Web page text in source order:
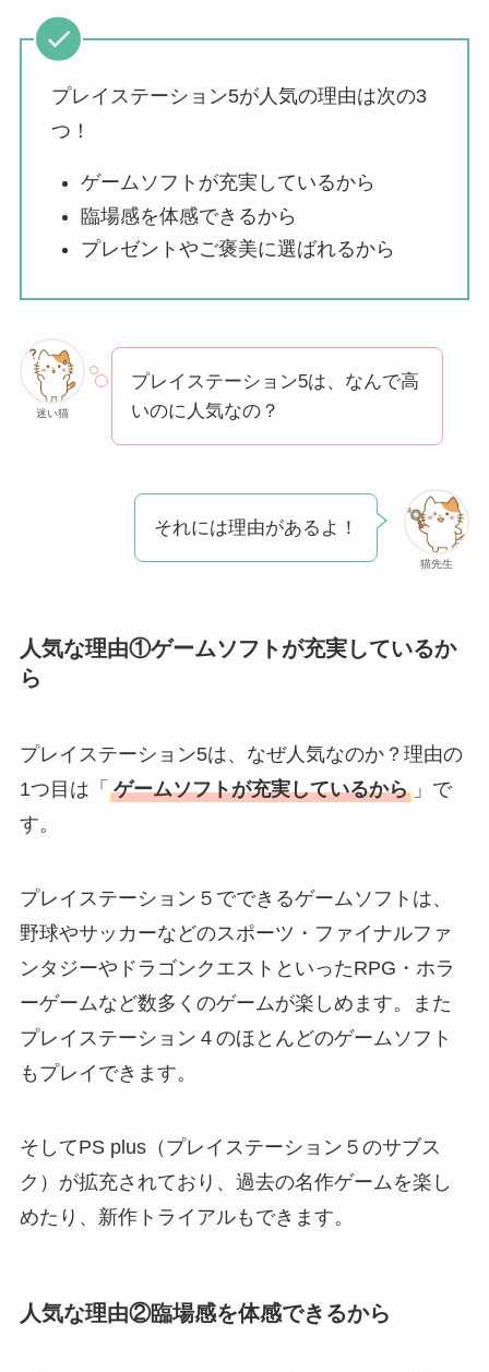
ェイスマスクが安い
口コミ・評判を紹
想夫恋はなぜ高い？
人気の理由と安く買
える方法も解説！
ぜ人気？安く買える
方法も解説！
クレ・ド・ポー ボー
人気？安く買える方
法も解説！
たまごっちみーつは
気？安く買える方法
も解説！
い？高すぎる？人気
の理由と安く買える
方法も解説！
プレイステーション5が人気の理由は次の3
つ！
ゲームソフトが充実しているから
臨場感を体感できるから
プレゼントやご褒美に選ばれるから
迷い猫
プレイステーション5は、なんで高
いのに人気なの？
猫先生
それには理由があるよ！
人気な理由①ゲームソフトが充実しているか
ら
プレイステーション5は、なぜ人気なのか？理由の
1つ目は「 ゲームソフトが充実しているから 」で
す。
プレイステーション５でできるゲームソフトは、
野球やサッカーなどのスポーツ・ファイナルファ
ンタジーやドラゴンクエストといったRPG・ホラ
ーゲームなど数多くのゲームが楽しめます。また
プレイステーション４のほとんどのゲームソフト
もプレイできます。
そしてPS plus（プレイステーション５のサブス
ク）が拡充されており、過去の名作ゲームを楽し
めたり、新作トライアルもできます。
人気な理由②臨場感を体感できるから